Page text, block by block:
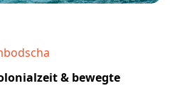
& bewegte